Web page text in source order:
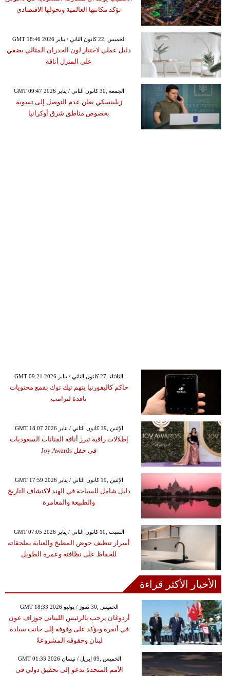
تؤكد مكانتها العالمية وتحولها الاقتصادي
GMT 18:46 2026 الخميس ,22 كانون الثاني / يناير
دليل عملي لاختيار لون الجدران المثالي يضفي
على المنزل أناقة
GMT 09:47 2026 الجمعة ,30 كانون الثاني / يناير
زيلينسكي يعلن عدم التوصل إلى تسوية
بخصوص مناطق شرق أوكرانيا
GMT 09:21 2026 الثلاثاء ,27 كانون الثاني / يناير
حاكم كاليفورنيا يتهم تيك توك بقمع محتويات
ناقدة لترامب
GMT 18:07 2026 الإثنين ,19 كانون الثاني / يناير
إطلالات راقية تبرز أناقة الفنانات السعوديات
في حفل Joy Awards
GMT 17:59 2026 الإثنين ,19 كانون الثاني / يناير
دليل شامل للسياحة في الهند لاكتشاف التاريخ
والطبيعة والمغامرة
GMT 07:05 2026 السبت ,10 كانون الثاني / يناير
أسرار تنظيف حوض المطبخ والعناية بملحقاته
للحفاظ على نظافته وعمره الطويل
الأخبار الأكثر قراءة
GMT 18:33 2026 الخميس ,30 تموز / يوليو
أردوغان يرحب بالرئيس اللبناني جوزاف عون
في أنقرة ويؤكد على وقوفه إلى جانب سيادة
لبنان وحقوقه المشروعةً
GMT 01:33 2026 الخميس ,09 إبريل / نيسان
الأمم المتحدة تدعو إلى تحقيق دولي في